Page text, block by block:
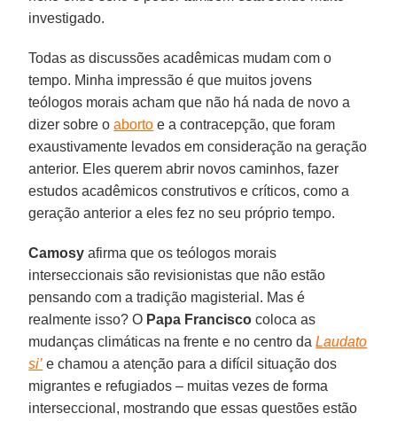
investigado.
Todas as discussões acadêmicas mudam com o
tempo. Minha impressão é que muitos jovens
teólogos morais acham que não há nada de novo a
dizer sobre oaborto e a contracepção, que foram
exaustivamente levados em consideração na geração
anterior. Eles querem abrir novos caminhos, fazer
estudos acadêmicos construtivos e críticos, como a
geração anterior a eles fez no seu próprio tempo.
Camosy afirma que os teólogos morais
interseccionais são revisionistas que não estão
pensando com a tradição magisterial. Mas é
realmente isso? O Papa Francisco coloca as
mudanças climáticas na frente e no centro daLaudato
si’ e chamou a atenção para a difícil situação dos
migrantes e refugiados – muitas vezes de forma
interseccional, mostrando que essas questões estão